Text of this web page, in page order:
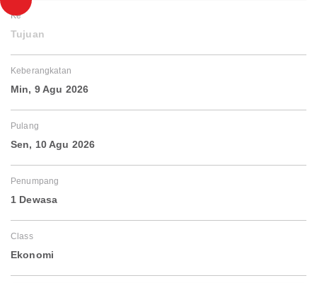
Ke
Tujuan
Keberangkatan
Min, 9 Agu 2026
Pulang
Sen, 10 Agu 2026
Penumpang
1 Dewasa
Class
Ekonomi